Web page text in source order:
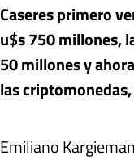
Caseres primero
u$s 750 millones,
50 millones y
las
Emiliano Kargieman